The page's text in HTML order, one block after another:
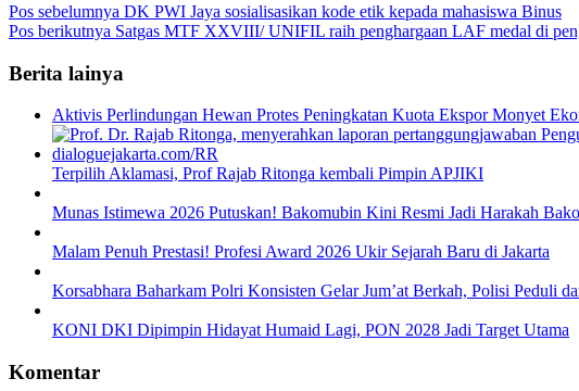
Pos sebelumnya DK PWI Jaya sosialisasikan kode etik kepada mahasiswa Binus
Pos berikutnya Satgas MTF XXVIII/ UNIFIL raih penghargaan LAF medal di
Berita lainya
Aktivis Perlindungan Hewan Protes Peningkatan Kuota Ekspor Monyet
Terpilih Aklamasi, Prof Rajab Ritonga kembali Pimpin APJIKI
Munas Istimewa 2026 Putuskan! Bakomubin Kini Resmi Jadi Harakah
Malam Penuh Prestasi! Profesi Award 2026 Ukir Sejarah Baru di Jakarta
Korsabhara Baharkam Polri Konsisten Gelar Jum’at Berkah, Polisi Peduli
KONI DKI Dipimpin Hidayat Humaid Lagi, PON 2028 Jadi Target Utama
Komentar